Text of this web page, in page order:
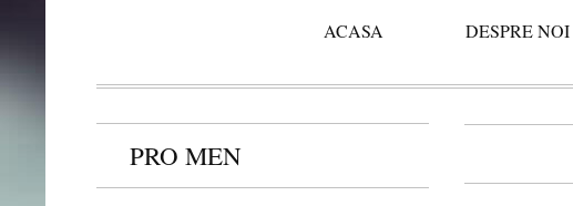
ACASA DESPRE NOI
PRO MEN